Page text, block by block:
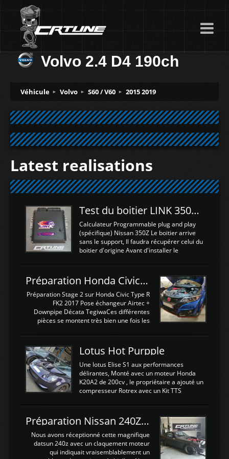
Volvo 2.4 D4 190ch
Véhicule Volvo S60 / V60 2015 2019
Latest realisations
Test du boitier LINK 350Z Plugin ECU
Calculateur Programmable plug and play
(spécifique) Nissan 350Z Le boitier arrive
sans le support, Il faudra récupérer celui du
boitier d'origine Avant d'installer le
d'envoyer l'information de la large bande
dans le boitier. sydney sweeney deepfake
La sortie 0-5V de l'afr sera connectée sur
l'entrée AN Volt 8 et GndAN pour
Analogique, et Volt car l'information est une
tension (Pas une résistance variable d'un
est temps de brancher le ...
Préparation Honda Civic Type R FK2
Préparation Stage 2 sur Honda Civic Type R
FK2 2017 Pose échangeur Airtec +
Downpipe Décata TegiwaCes différentes
pièces se montent très bien une fois les
légere découpe du plastique inferieur,
negénant en rien la structure ou le
fonctionnement du fond plat. Une
reprogrammation Stage 2 est faite sur le
calculateur d'origine. Une alternative
économique au passage sur Hondata
d'origine 310cv et 400Nn , Une fois
reprogrammé et les ...
Lotus Hot Purpple
Une lotus Elise S1 aux performances
délirantes, Monté avec un moteur Honda
K20A2 de 200cv , le propriétaire a ajouté un
compresseur Rotrex avec un Kit TTS
d'augmenter la puissance de son moteur:
un watercooler a été ajouté. 300Cv sans
échangeurLa lotus équipée d'un Hondata
Kpro et d'une large bande pour le réglage
Avantages et inconvénients d'un
Préparation Nissan 240Z SR20DET
Nous avons réceptionné cette magnifique
datsun 240z avec un claquement moteur
qui indiquait vraisemblablement un